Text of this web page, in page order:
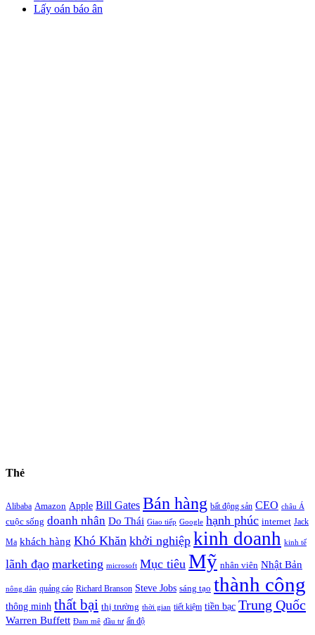
Lấy oán báo ân
Thẻ
Alibaba Amazon Apple Bill Gates Bán hàng bất động sản CEO châu Á
cuộc sống doanh nhân Do Thái Giao tiếp Google hạnh phúc internet Jack
Ma khách hàng Khó Khăn khởi nghiệp kinh doanh kinh tế
lãnh đạo marketing microsoft Mục tiêu Mỹ nhân viên Nhật Bản
nông dân quảng cáo Richard Branson Steve Jobs sáng tạo thành công
thông minh thất bại thị trường thời gian tiết kiệm tiền bạc Trung Quốc
Warren Buffett Đam mê đầu tư ấn độ